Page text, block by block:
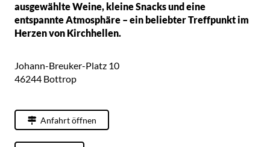
ausgewählte Weine, kleine Snacks und eine
entspannte Atmosphäre – ein beliebter Treffpunkt im
Herzen von Kirchhellen.
Johann-Breuker-Platz 10
46244 Bottrop
Anfahrt öffnen